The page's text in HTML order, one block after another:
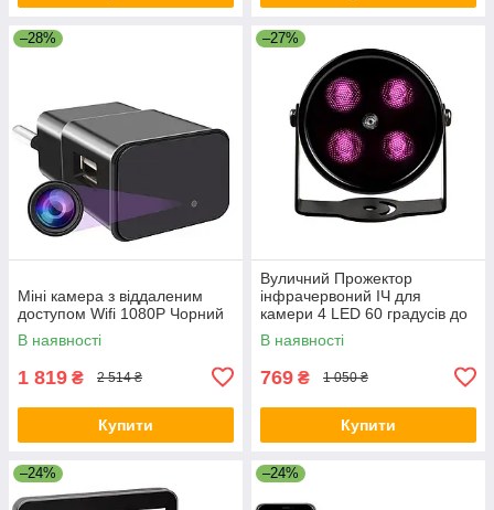
–28%
Міні камера з віддаленим
доступом Wifi 1080P Чорний
В наявності
1 819 ₴ 2 514 ₴
Купити
–27%
Вуличний Прожектор
інфрачервоний ІЧ для
камери 4 LED 60 градусів до
50 метрів ESCAM 460 Чорний
(Д7623)
В наявності
769 ₴ 1 050 ₴
Купити
–24% –24%